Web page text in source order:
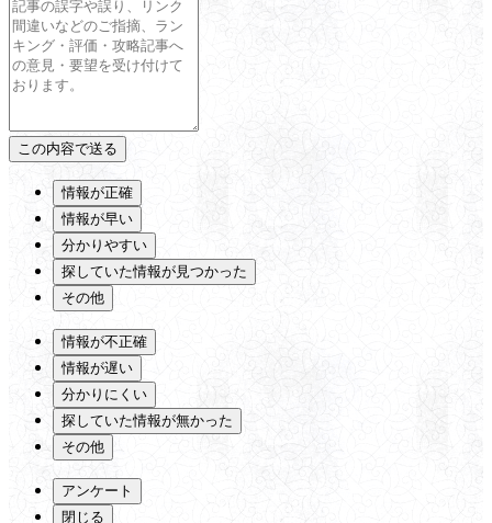
情報が正確
情報が早い
分かりやすい
探していた情報が見つかった
その他
情報が不正確
情報が遅い
分かりにくい
探していた情報が無かった
その他
アンケート
閉じる